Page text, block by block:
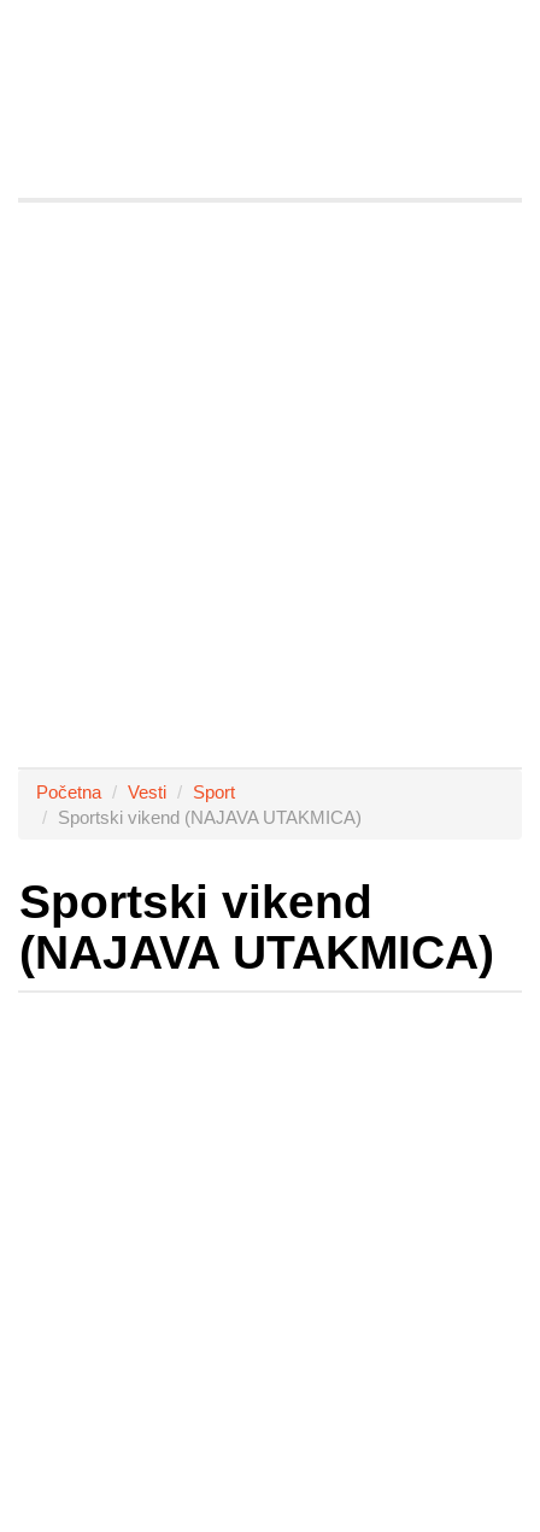
Početna Vesti
Sport
Sportski vikend (NAJAVA UTAKMICA)
Sportski vikend
(NAJAVA UTAKMICA)